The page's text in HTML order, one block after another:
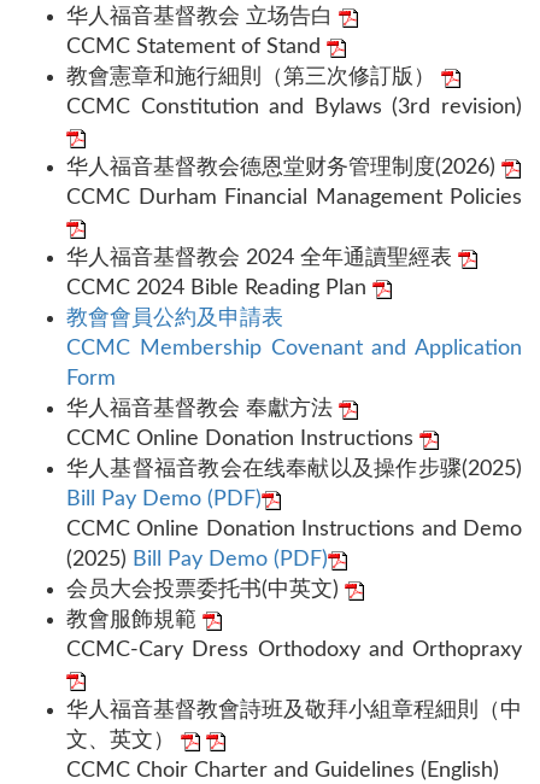
华人福音基督教会 立场告白
CCMC Statement of Stand
教會憲章和施行細則（第三次修訂版）
CCMC Constitution and Bylaws (3rd revision)
华人福音基督教会德恩堂财务管理制度(2026)
CCMC Durham Financial Management Policies
华人福音基督教会 2024 全年通讀聖經表
CCMC 2024 Bible Reading Plan
教會會員公約及申請表
CCMC Membership Covenant and Application
Form
华人福音基督教会 奉獻方法
CCMC Online Donation Instructions
华人基督福音教会在线奉献以及操作步骤(2025)
Bill Pay Demo (PDF)
CCMC Online Donation Instructions and Demo
(2025) Bill Pay Demo (PDF)
会员大会投票委托书(中英文)
教會服飾規範
CCMC-Cary Dress Orthodoxy and Orthopraxy
华人福音基督教會詩班及敬拜小組章程細則（中
文、英文）
CCMC Choir Charter and Guidelines (English)